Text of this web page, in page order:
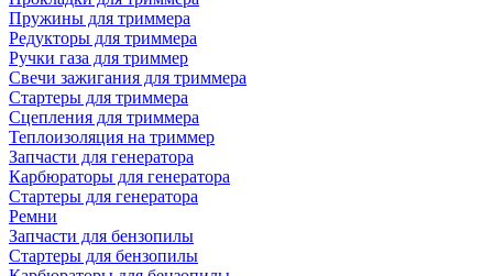
Пружины для триммера
Редукторы для триммера
Ручки газа для триммер
Свечи зажигания для триммера
Стартеры для триммера
Сцепления для триммера
Теплоизоляция на триммер
Запчасти для генератора
Карбюраторы для генератора
Стартеры для генератора
Ремни
Запчасти для бензопилы
Стартеры для бензопилы